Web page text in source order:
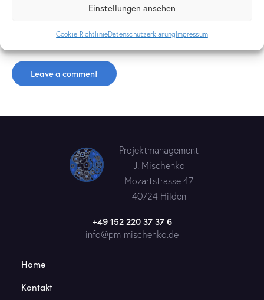
Einstellungen ansehen
Cookie-RichtlinieDatenschutzerklärungImpressum
gesammelt und gespeichertwerden.
Projektmanagement
J. Mischenko
Mozartstrasse 47
40724 Hilden
+49 152 220 37 37 6
info@pm-mischenko.de
Home
Kontakt